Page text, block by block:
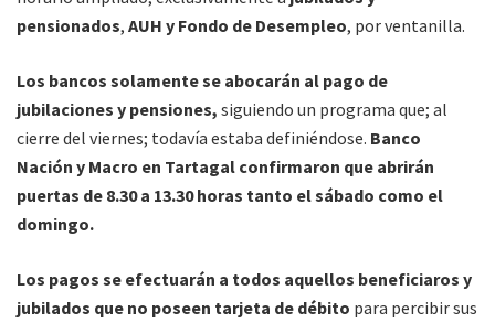
pensionados, AUH y Fondo de Desempleo, por ventanilla.
Los bancos solamente se abocarán al pago de
jubilaciones y pensiones, siguiendo un programa que; al
cierre del viernes; todavía estaba definiéndose. Banco
Nación y Macro en Tartagal confirmaron que abrirán
puertas de 8.30 a 13.30 horas tanto el sábado como el
domingo.
Los pagos se efectuarán a todos aquellos beneficiaros y
jubilados que no poseen tarjeta de débito para percibir sus